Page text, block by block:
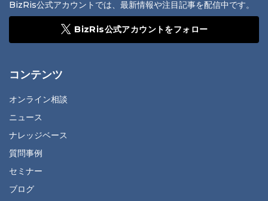
BizRis公式アカウントでは、最新情報や注目記事を配信中です。
BizRis公式アカウントをフォロー
コンテンツ
オンライン相談
ニュース
ナレッジベース
質問事例
セミナー
ブログ